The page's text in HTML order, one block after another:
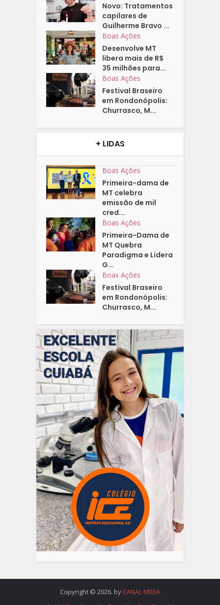
Novo: Tratamentos
capilares de
Guilherme Bravo ...
Boas Ações
Desenvolve MT
libera mais de R$
35 milhões para...
Boas Ações
Festival Braseiro
em Rondonópolis:
Churrasco, M...
+ LIDAS
Boas Ações
Primeira-dama de
MT celebra
emissão de mil
cred...
Boas Ações
Primeira-Dama de
MT Quebra
Paradigma e Lidera
G...
Boas Ações
Festival Braseiro
em Rondonópolis:
Churrasco, M...
Copyright © 2026. by CANAL MÍDIA